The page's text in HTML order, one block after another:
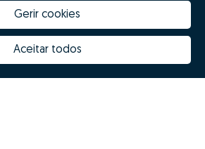
Gerir cookies
Aceitar todos